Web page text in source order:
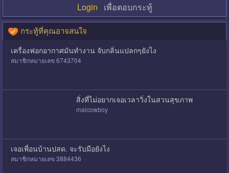
Login เพื่อตอบกระทู้
กระทู้ที่คุณอาจสนใจ
เครื่องฟอกอากาศมันทำงาน จับกลิ่นแปลกๆยังไง
สมาชิกหมายเลข 6743704
สิ่งที่ไม่อยากเจอเวลาวิ่งในสวนสุขภาพ
maicowboy
เจอเพื่อนบ้านปสด. จะรับมือยังไง
สมาชิกหมายเลข 3884436